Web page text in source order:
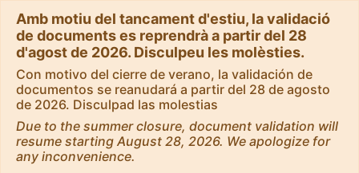
Amb motiu del tancament d'estiu, la validació
de documents es reprendrà a partir del 28
d'agost de 2026. Disculpeu les molèsties.
Con motivo del cierre de verano, la validación de
documentos se reanudará a partir del 28 de agosto
de 2026. Disculpad las molestias
Due to the summer closure, document validation will
resume starting August 28, 2026. We apologize for
any inconvenience.